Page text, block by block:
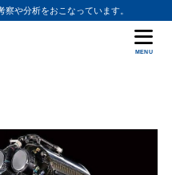
や分析をおこなっています。
MENU